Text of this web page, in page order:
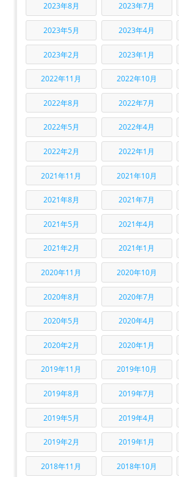
2023年8月 2023年7月
2023年5月 2023年4月
2023年2月 2023年1月
2022年11月 2022年10月
2022年8月 2022年7月
2022年5月 2022年4月
2022年2月 2022年1月
2021年11月 2021年10月
2021年8月 2021年7月
2021年5月 2021年4月
2021年2月 2021年1月
2020年11月 2020年10月
2020年8月 2020年7月
2020年5月 2020年4月
2020年2月 2020年1月
2019年11月 2019年10月
2019年8月 2019年7月
2019年5月 2019年4月
2019年2月 2019年1月
2018年11月 2018年10月